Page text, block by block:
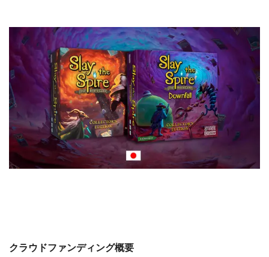
クラウドファンディング概要